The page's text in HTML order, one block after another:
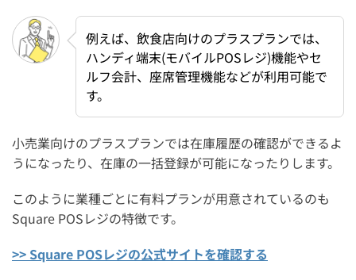
例えば、飲食店向けのプラスプランでは、
ハンディ端末(モバイルPOSレジ)機能やセ
ルフ会計、座席管理機能などが利用可能で
す。
小売業向けのプラスプランでは在庫履歴の確認ができるよ
うになったり、在庫の一括登録が可能になったりします。
このように業種ごとに有料プランが用意されているのも
Square POSレジの特徴です。
>> Square POSレジの公式サイトを確認する